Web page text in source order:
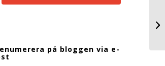
på bloggen via e-